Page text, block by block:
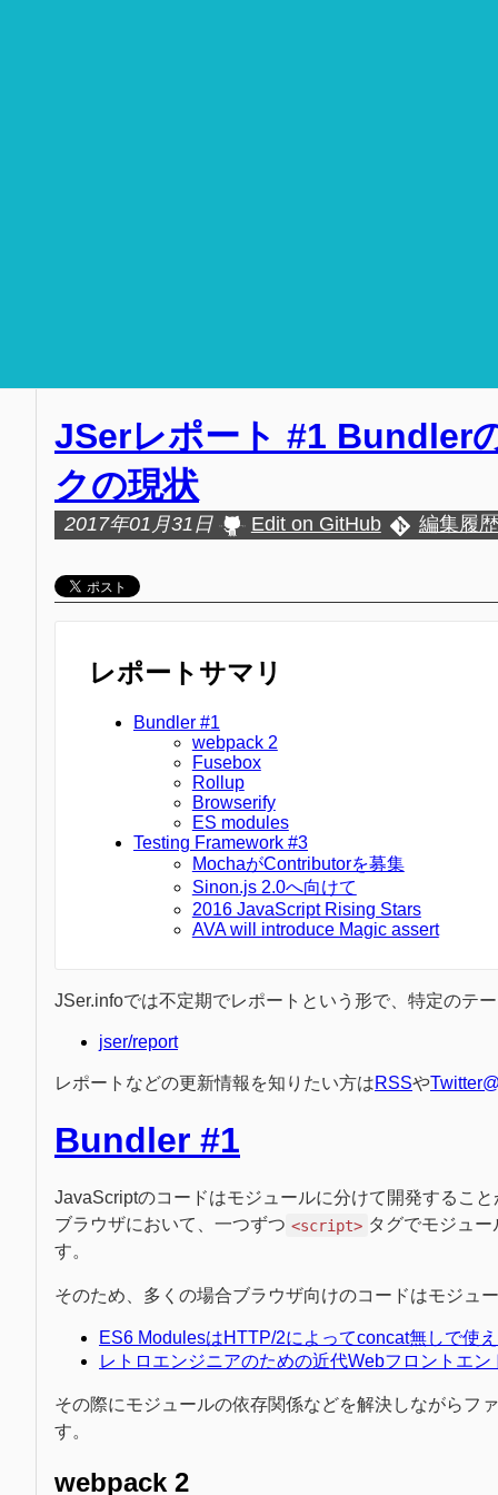
JSerレポート #1 Bundler
クの現状
2017年01月31日 Edit on GitHub 編集履
レポートサマリ
Bundler #1
webpack 2
Fusebox
Rollup
Browserify
ES modules
Testing Framework #3
MochaがContributorを募集
Sinon.js 2.0へ向けて
2016 JavaScript Rising Stars
AVA will introduce Magic assert
JSer.infoでは不定期でレポートという形で、特定のテ
jser/report
レポートなどの更新情報を知りたい方はRSSや
Bundler #1
JavaScriptのコードはモジュールに分けて開発するこ
ブラウザにおいて、一つずつ <script> タグでモジュ
す。
そのため、多くの場合ブラウザ向けのコードはモジュ
ES6 ModulesはHTTP/2によってconcat無しで使
レトロエンジニアのための近代Webフロントエン
その際にモジュールの依存関係などを解決しながらフ
す。
webpack 2